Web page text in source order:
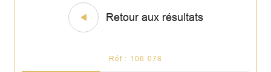
Retour aux résultats
Réf : 106 078